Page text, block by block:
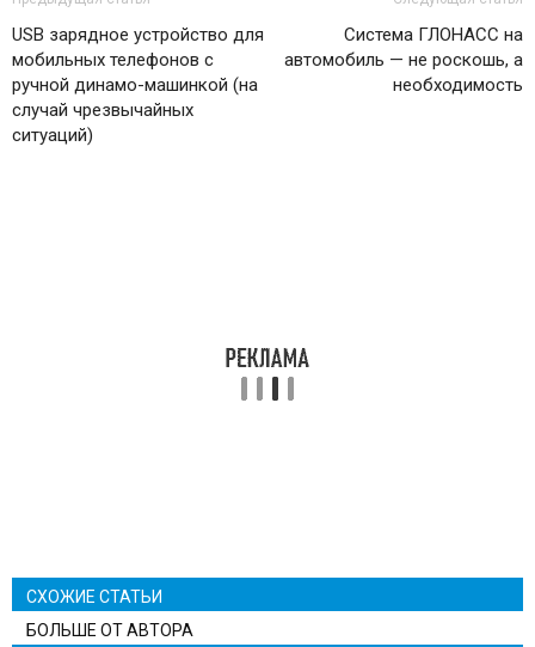
USB зарядное устройство для
мобильных телефонов с
ручной динамо-машинкой (на
случай чрезвычайных
ситуаций)
Система ГЛОНАСС на
автомобиль — не роскошь, а
необходимость
СХОЖИЕ СТАТЬИ
БОЛЬШЕ ОТ АВТОРА